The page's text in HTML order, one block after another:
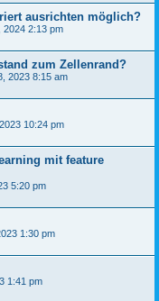
ausrichten möglich?
2024 2:13 pm
zum Zellenrand?
2023 8:15 am
10:24 pm
mit feature
5:20 pm
1:30 pm
1:41 pm